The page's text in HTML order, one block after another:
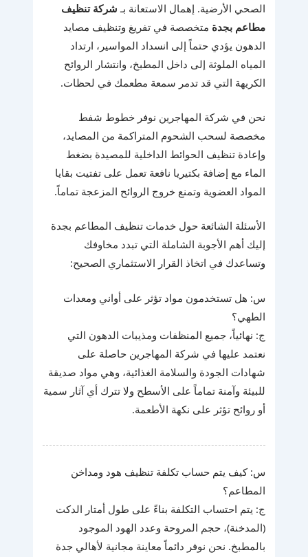
الصحي الأرضية. إهمال الاستعانة بـ شركة تنظيف
مطاعم بجدة متخصصة في تفريغ وتنظيف مصايد
الدهون يؤدي حتماً إلى انسداد المواسير، ارتداد
المياه الملوثة إلى داخل المطبخ، وانتشار الروائح
الكريهة التي قد تدمر سمعة مطعمك في لحظات.
نحن في شركة المهاجرين نوفر خطوط شفط
مخصصة لسحب الشحوم المتراكمة من المصايد،
وإعادة تنظيف الحوائط الداخلية للمصيدة بضغط
الماء مع إضافة بكتيريا نافعة تعمل على تفتيت بقايا
المواد العضوية وتمنع خروج الروائح المزعجة تماماً.
الأسئلة الشائعة حول خدمات تنظيف المطاعم بجدة
إليك أهم الأجوبة الشاملة التي تبدد مخاوفك
وتساعدك في اتخاذ القرار الاستثماري الصحيح:
س: هل تستخدمون مواد تؤثر على أواني ومعدات
الطهي؟
ج: نهائياً، جميع المنظفات ومذيبات الدهون التي
نعتمد عليها في شركة المهاجرين حاصلة على
شهادات الجودة والسلامة الغذائية، وهي مواد صديقة
للبيئة وآمنة تماماً على الأسطح ولا تترك أي آثار سمية
أو روائح تؤثر على نكهة الأطعمة.
س: كيف يتم حساب تكلفة تنظيف هود ومداخن
المطاعم؟
ج: يتم احتساب التكلفة بناءً على طول أمتار الدكت
(المدخنة)، حجم المروحة وعدد الهود الموجود
بالمطبخ. نحن نوفر دائماً معاينة مجانية لأهالي جدة